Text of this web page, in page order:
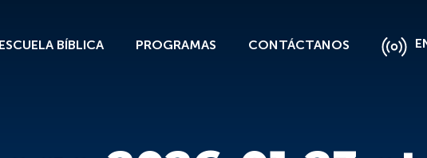
ESCUELA BÍBLICA PROGRAMAS CONTÁCTANOS